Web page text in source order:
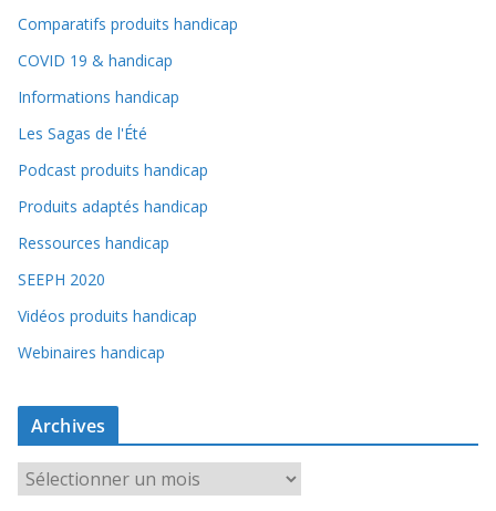
Comparatifs produits handicap
COVID 19 & handicap
Informations handicap
Les Sagas de l'Été
Podcast produits handicap
Produits adaptés handicap
Ressources handicap
SEEPH 2020
Vidéos produits handicap
Webinaires handicap
Archives